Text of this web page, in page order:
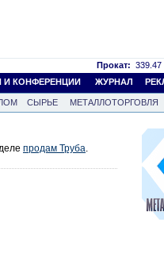
Прокат: 339.47
И КОНФЕРЕНЦИИ ЖУРНАЛ
СЫРЬЕ МЕТАЛЛОТОРГОВЛЯ
продам Труба.